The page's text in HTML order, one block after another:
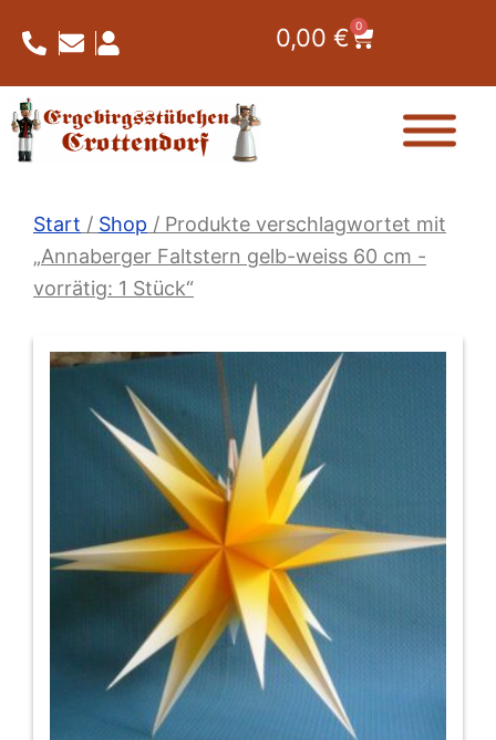
Inhalt
springen
0,00 € 0
Warenkorb
Start / Shop / Produkte verschlagwortet mit
„Annaberger Faltstern gelb-weiss 60 cm -
vorrätig: 1 Stück“